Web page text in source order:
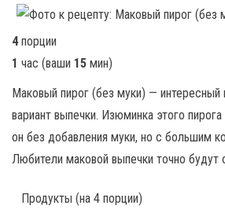
4 порции
1 час (ваши 15 мин)
Маковый пирог (без муки) — интересный
вариант выпечки. Изюминка этого
он без добавления муки, но с большим
Любители маковой выпечки точно будут
Продукты (на 4 порции)